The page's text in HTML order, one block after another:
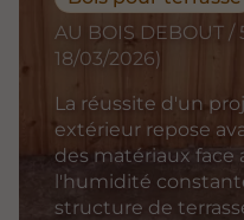
AU BOIS DEBOUT
18/03/2026)
La réussite d'un
extérieur repose
des matériaux face
l'humidité
structure de